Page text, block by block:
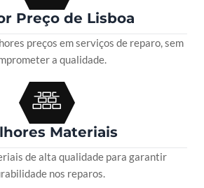
Preço de Lisboa
preços em serviços de reparo, sem
a qualidade.
Materiais
de alta qualidade para garantir
nos reparos.